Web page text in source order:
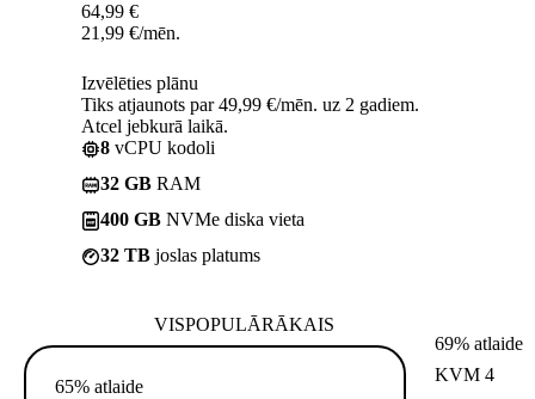
64,99 €
21,99 €/mēn.
Izvēlēties plānu
Tiks atjaunots par 49,99 €/mēn. uz 2 gadiem.
Atcel jebkurā laikā.
8 vCPU kodoli
32 GB RAM
400 GB NVMe diska vieta
32 TB joslas platums
VISPOPULĀRĀKAIS
65% atlaide
69% atlaide
KVM 4